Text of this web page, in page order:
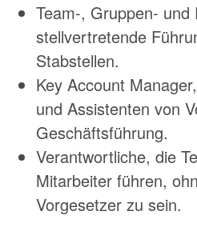
Team-, Gruppen- und
stellvertretende
Stabstellen.
Key Account
und Assistenten von
Geschäftsführung.
Verantwortliche, die
Mitarbeiter führen,
Vorgesetzer zu sein.